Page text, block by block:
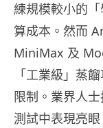
練規模較小的
算成本。然而
MiniMax 及
「工業級」蒸
限制。業界人
測試中表現亮